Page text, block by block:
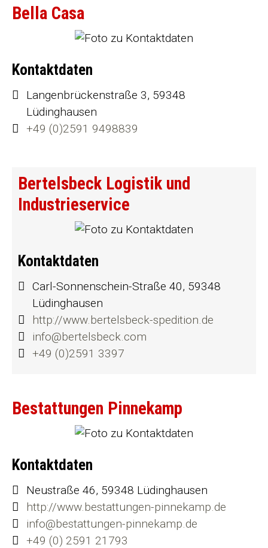
Bella Casa
Kontaktdaten
Langenbrückenstraße 3, 59348
Lüdinghausen
+49 (0)2591 9498839
Bertelsbeck Logistik und
Industrieservice
Kontaktdaten
Carl-Sonnenschein-Straße 40, 59348
Lüdinghausen
http://www.bertelsbeck-spedition.de
info@bertelsbeck.com
+49 (0)2591 3397
Bestattungen Pinnekamp
Kontaktdaten
Neustraße 46, 59348 Lüdinghausen
http://www.bestattungen-pinnekamp.de
info@bestattungen-pinnekamp.de
+49 (0) 2591 21793